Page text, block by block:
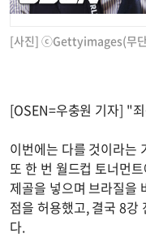
[사진] ⓒGettyimages(무단
[OSEN=우충원 기자] "
이번에는 다를 것이라는
또 한 번 월드컵 토너먼
제골을 넣으며 브라질을
점을 허용했고, 결국 8강
다.